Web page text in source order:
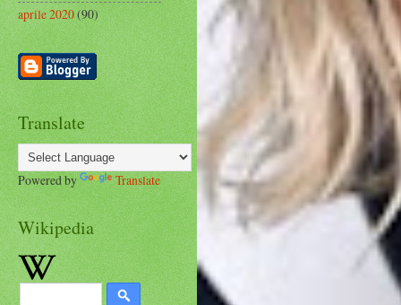
aprile 2020(90)
Translate
Powered by Translate
Wikipedia